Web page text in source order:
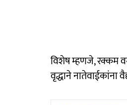
विशेष म्हणजे, रक्कम
वृद्धाने नातेवाईकांना